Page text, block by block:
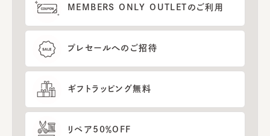
MEMBERS ONLY OUTLETのご利用
プレセールへのご招待
ギフトラッピング無料
リペア50％OFF